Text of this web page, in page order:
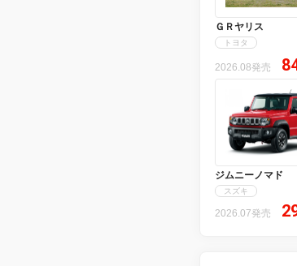
ＧＲヤリス
トヨタ
2026.08発売
ジムニーノマド
スズキ
2026.07発売